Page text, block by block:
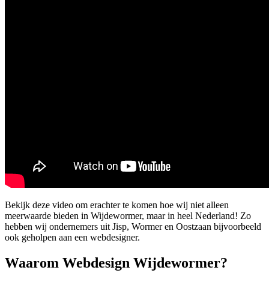
Bekijk deze video om erachter te komen hoe wij niet alleen
meerwaarde bieden in Wijdewormer, maar in heel Nederland! Zo
hebben wij ondernemers uit Jisp, Wormer en Oostzaan bijvoorbeeld
ook geholpen aan een webdesigner.
Waarom Webdesign Wijdewormer?